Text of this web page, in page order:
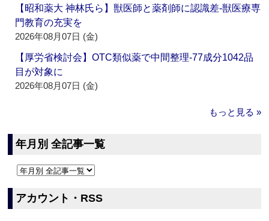
【昭和薬大 神林氏ら】獣医師と薬剤師に認識差‐獣医療専
門教育の充実を
2026年08月07日 (金)
【厚労省検討会】OTC類似薬で中間整理‐77成分1042品
目が対象に
2026年08月07日 (金)
もっと見る »
年月別 全記事一覧
アカウント・RSS